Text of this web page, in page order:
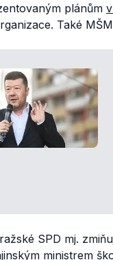
plánům
Také
SPD mj.
ministrem